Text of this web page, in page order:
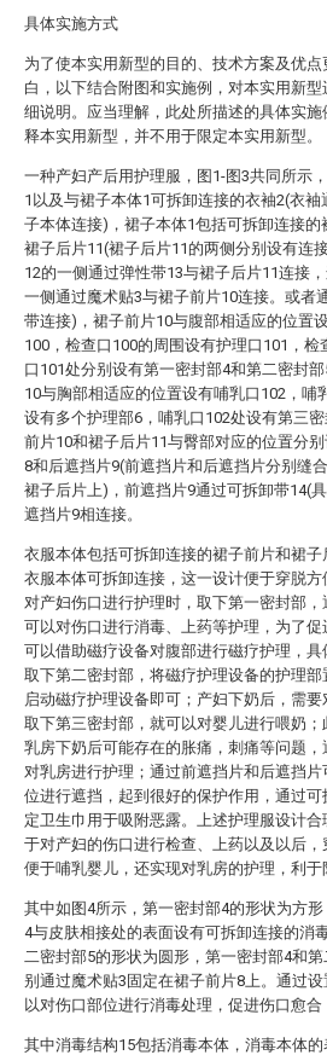
具体实施方式
为了使本实用新型的目的、技术方案及优点
白，以下结合附图和实施例，对本实用新
细说明。应当理解，此处所描述的具体实施
释本实用新型，并不用于限定本实用新型。
一种产妇产后用护理服，图1-图3共同所示
1以及与裙子本体1可拆卸连接的衣袖2(衣袖
子本体连接)，裙子本体1包括可拆卸连接的
裙子后片11(裙子后片11的两侧分别设有连
12的一侧通过弹性带13与裙子后片11连接
一侧通过魔术贴3与裙子前片10连接。或者
带连接)，裙子前片10与腹部相适应的位置
100，检查口100的周围设有护理口101，检
口101处分别设有第一密封部4和第二密封
10与胸部相适应的位置设有哺乳口102，哺
设有多个护理部6，哺乳口102处设有第三
前片10和裙子后片11与臀部对应的位置分
8和后遮挡片9(前遮挡片和后遮挡片分别缝
裙子后片上)，前遮挡片9通过可拆卸带14(
遮挡片9相连接。
衣服本体包括可拆卸连接的裙子前片和裙子
衣服本体可拆卸连接，这一设计便于穿脱方
对产妇伤口进行护理时，取下第一密封部，
可以对伤口进行消毒、上药等护理，为了促
可以借助磁疗设备对腹部进行磁疗护理，具
取下第二密封部，将磁疗护理设备的护理部
启动磁疗护理设备即可；产妇下奶后，需
取下第三密封部，就可以对婴儿进行喂奶；
乳房下奶后可能存在的胀痛，刺痛等问题，
对乳房进行护理；通过前遮挡片和后遮挡片
位进行遮挡，起到很好的保护作用，通过可
定卫生巾用于吸附恶露。上述护理服设计合
于对产妇的伤口进行检查、上药以及以后，
便于哺乳婴儿，还实现对乳房的护理，利于
其中如图4所示，第一密封部4的形状为方
4与皮肤相接处的表面设有可拆卸连接的消
二密封部5的形状为圆形，第一密封部4和第
别通过魔术贴3固定在裙子前片8上。通过
以对伤口部位进行消毒处理，促进伤口愈合
其中消毒结构15包括消毒本体，消毒本体